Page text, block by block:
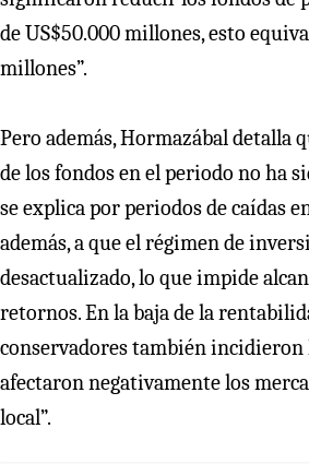
de US$50.000 millones, esto
millones”.
Pero además, Hormazábal detalla
de los fondos en el periodo no ha
se explica por periodos de caídas
además, a que el régimen de
desactualizado, lo que impide
retornos. En la baja de la
conservadores también incidieron
afectaron negativamente los
local”.